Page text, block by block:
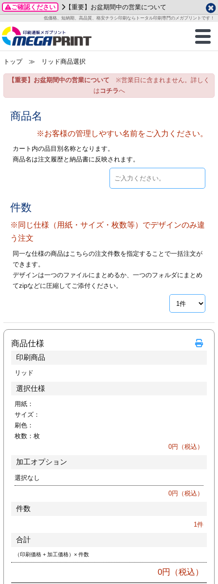
ご確認ください 【重要】お盆期間中の営業について
低価格、短納期、高品質、格安チラシ印刷ならトータル印刷専門のメガプリントです！
商品一覧
グッズ
ステッカー
ックカード印刷
業ツール印刷
ィ・販促グッズ
イズ
ご利用ガイド
お客様へ
いて
方法
/送料について
刷
カード印刷
ックカード名刺
ムカード
印刷
ー印刷
ード印刷
刷
印刷
フォルダー
ファイル印刷
印刷
加工
印刷
データ作成ガイド
成前に
ガイド
加工指示ガイド
テンプレート
ード印刷
名刺印刷
ックカード
ード印刷
刷
印刷
形マル型
印刷
名刺印刷
印刷
ムカード印刷
ード印刷
ファイル印刷
一覧
わせ
り
プル請求
2026年 8月
月
火 水 木 金
土
3
4 5 6 7
8
15
24
25
2026年 9月
月
火 水 木 金
土
12
21
22
28
29 30
・・休業日
トップ≫ リッド商品選択
【重要】お盆期間中の営業について ※営業日に含まれません。詳しく
は コチラへ
商品名
※お客様の管理しやすい名前をご入力ください。
カート内の品目別名称となります。
商品名は注文履歴と納品書に反映されます。
件数
※同じ仕様（用紙・サイズ・枚数等）でデザインのみ違
う注文
同一な仕様の商品はこちらの注文件数を指定することで一括注文が
できます。
デザインは一つのファイルにまとめるか、一つのフォルダにまとめ
てzipなどに圧縮してご添付ください。
商品仕様
印刷商品
リッド
選択仕様
用紙：
サイズ：
刷色：
枚数： 枚
0円（税込）
加工オプション
選択なし
0円（税込）
件数
1件
合計
（印刷価格 + 加工価格）× 件数
0円（税込）